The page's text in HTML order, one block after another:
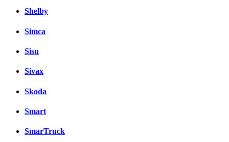
Shelby
Simca
Sisu
Sivax
Skoda
Smart
SmarTruck